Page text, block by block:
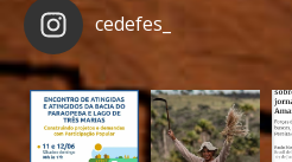
cedefes_